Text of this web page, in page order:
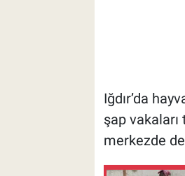
Iğdır’da
şap
merkezde